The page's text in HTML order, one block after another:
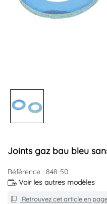
Joints gaz bau bleu
Référence : 848-50
Voir les autres modèles
Retrouvez cet article en